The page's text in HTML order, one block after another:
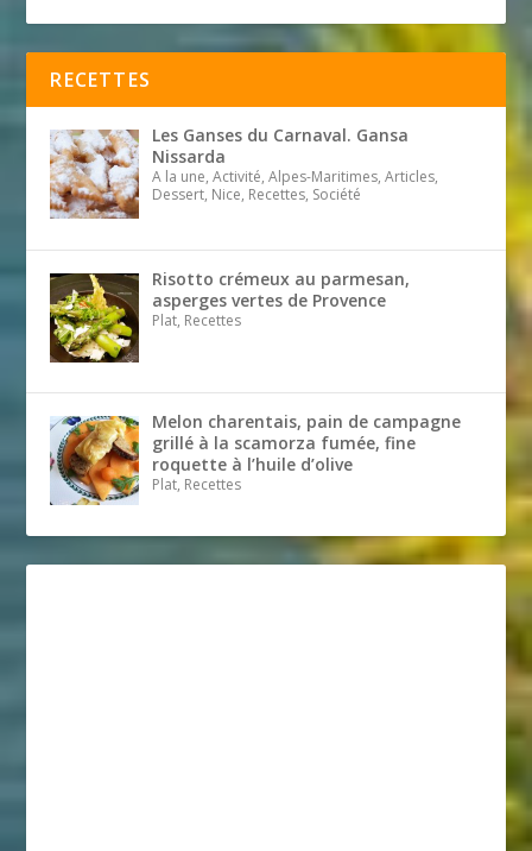
RECETTES
Les Ganses du Carnaval. Gansa
Nissarda
A la une, Activité, Alpes-Maritimes, Articles,
Dessert, Nice, Recettes, Société
Risotto crémeux au parmesan,
asperges vertes de Provence
Plat, Recettes
Melon charentais, pain de campagne
grillé à la scamorza fumée, fine
roquette à l’huile d’olive
Plat, Recettes